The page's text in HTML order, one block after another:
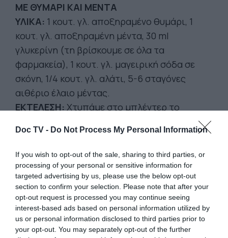
Doc TV - Do Not Process My Personal Information
If you wish to opt-out of the sale, sharing to third parties, or
processing of your personal or sensitive information for
targeted advertising by us, please use the below opt-out
section to confirm your selection. Please note that after your
opt-out request is processed you may continue seeing
interest-based ads based on personal information utilized by
us or personal information disclosed to third parties prior to
your opt-out. You may separately opt-out of the further
ΜΕ ΘΥΜΑΡΙ ΚΑΙ ΜΕΝΤΑ
ΥΛΙΚΑ: 1 κουτ. γλ. αποξηραμένο θυμάρι, 1
κουτ. γλ. αποξηραμένη μέντα, 30 ml
γλυκερίνη (τη βρίσκουμε σε όλα τα
φαρμακεία), 1 κουτ. γλ. μαγειρική σόδα σε
σκόνη, 1/4 κουτ. γλ. αλάτι, 5-6 σταγόνες
αιθέριο έλαιο μέντας.
ΕΚΤΕΛΕΣΗ: Χτυπάμε στο μπλέντερ το
θυμάρι και τη μέντα μέχρι να γίνουν σκόνη.
Προσθέτουμε το αλάτι, τη σόδα και τη
γλυκερίνη και ανακατεύουμε καλά. Στη
συνέχεια ρίχνουμε στο μείγμα μας τις
σταγόνες του αιθέριου ελαίου. Ανακατεύουμε
και αποθηκεύουμε σε σωληνάριο που κλείνει
καλά.
ΠΩΣ ΛΕΙΤΟΥΡΓΕΙ:Το αλάτι και η σόδα
καταπολεμούν τα οξέα που προκαλούν